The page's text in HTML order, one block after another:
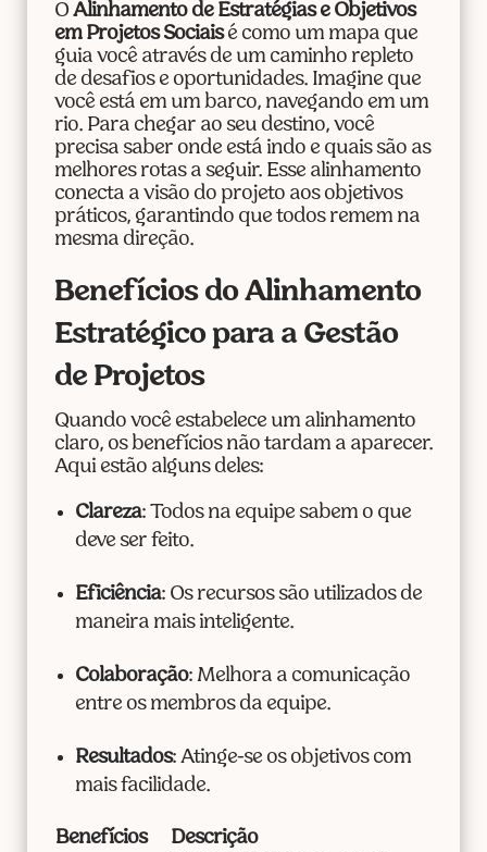
OAlinhamento de Estratégias e Objetivos
em Projetos Sociaisé como um mapa que
guia você através de um caminho repleto
de desafios e oportunidades. Imagine que
você está em um barco, navegando em um
rio. Para chegar ao seu destino, você
precisa saber onde está indo e quais são as
melhores rotas a seguir. Esse alinhamento
conecta a visão do projeto aos objetivos
práticos, garantindo que todos remem na
mesma direção.
Benefícios do Alinhamento
Estratégico para a Gestão
de Projetos
Quando você estabelece um alinhamento
claro, os benefícios não tardam a aparecer.
Aqui estão alguns deles:
Clareza: Todos na equipe sabem o que
deve ser feito.
Eficiência: Os recursos são utilizados de
maneira mais inteligente.
Colaboração: Melhora a comunicação
entre os membros da equipe.
Resultados: Atinge-se os objetivos com
mais facilidade.
Benefícios
Descrição